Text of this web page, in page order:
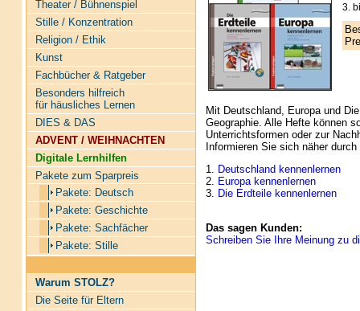
Theater / Bühnenspiel
Stille / Konzentration
Religion / Ethik
Kunst
Fachbücher & Ratgeber
Besonders hilfreich
für häusliches Lernen
DIES & DAS
ADVENT / WEIHNACHTEN
Digitale Lernhilfen
Pakete zum Sparpreis
Pakete: Deutsch
Pakete: Geschichte
Pakete: Sachfächer
Pakete: Stille
Warum STOLZ?
Die Seite für Eltern
3.
Mit Deutschland, Europa und
Geographie. Alle Hefte können
Unterrichtsformen oder zur
Informieren Sie sich näher
1.
Deutschland kennenlernen
2.
Europa kennenlernen
3.
Die Erdteile kennenlernen
Das sagen Kunden:
Schreiben Sie Ihre Meinung zu